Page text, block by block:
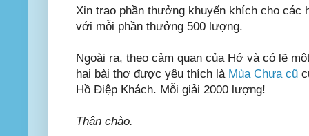
Xin trao phần thưởng khuyến khích cho các
với mỗi phần thưởng 500 lượng.
Ngoài ra, theo cảm quan của Hớ và có lẽ
hai bài thơ được yêu thích là Mùa Chưa cũ
Hồ Điệp Khách. Mỗi giải 2000 lượng!
Thân chào.